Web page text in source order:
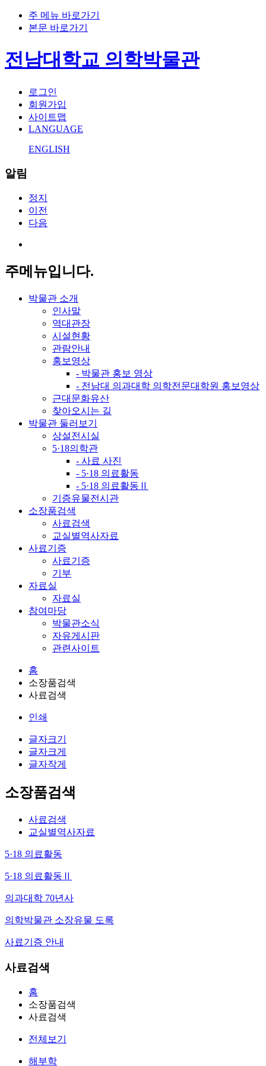
주 메뉴 바로가기
본문 바로가기
전남대학교 의학박물관
로그인
회원가입
사이트맵
LANGUAGE
ENGLISH
알림
정지
이전
다음
주메뉴입니다.
박물관 소개
인사말
역대관장
시설현황
관람안내
홍보영상
- 박물관 홍보 영상
- 전남대 의과대학 의학전문대학원 홍보영상
근대문화유산
찾아오시는 길
박물관 둘러보기
상설전시실
5·18의학관
- 사료 사진
- 5·18 의료활동
- 5·18 의료활동Ⅱ
기증유물전시관
소장품검색
사료검색
교실별역사자료
사료기증
사료기증
기부
자료실
자료실
참여마당
박물관소식
자유게시판
관련사이트
홈
소장품검색
사료검색
인쇄
글자크기
글자크게
글자작게
소장품검색
사료검색
교실별역사자료
5·18 의료활동
5·18 의료활동Ⅱ
의과대학 70년사
의학박물관 소장유물 도록
사료기증 안내
사료검색
홈
소장품검색
사료검색
전체보기
해부학